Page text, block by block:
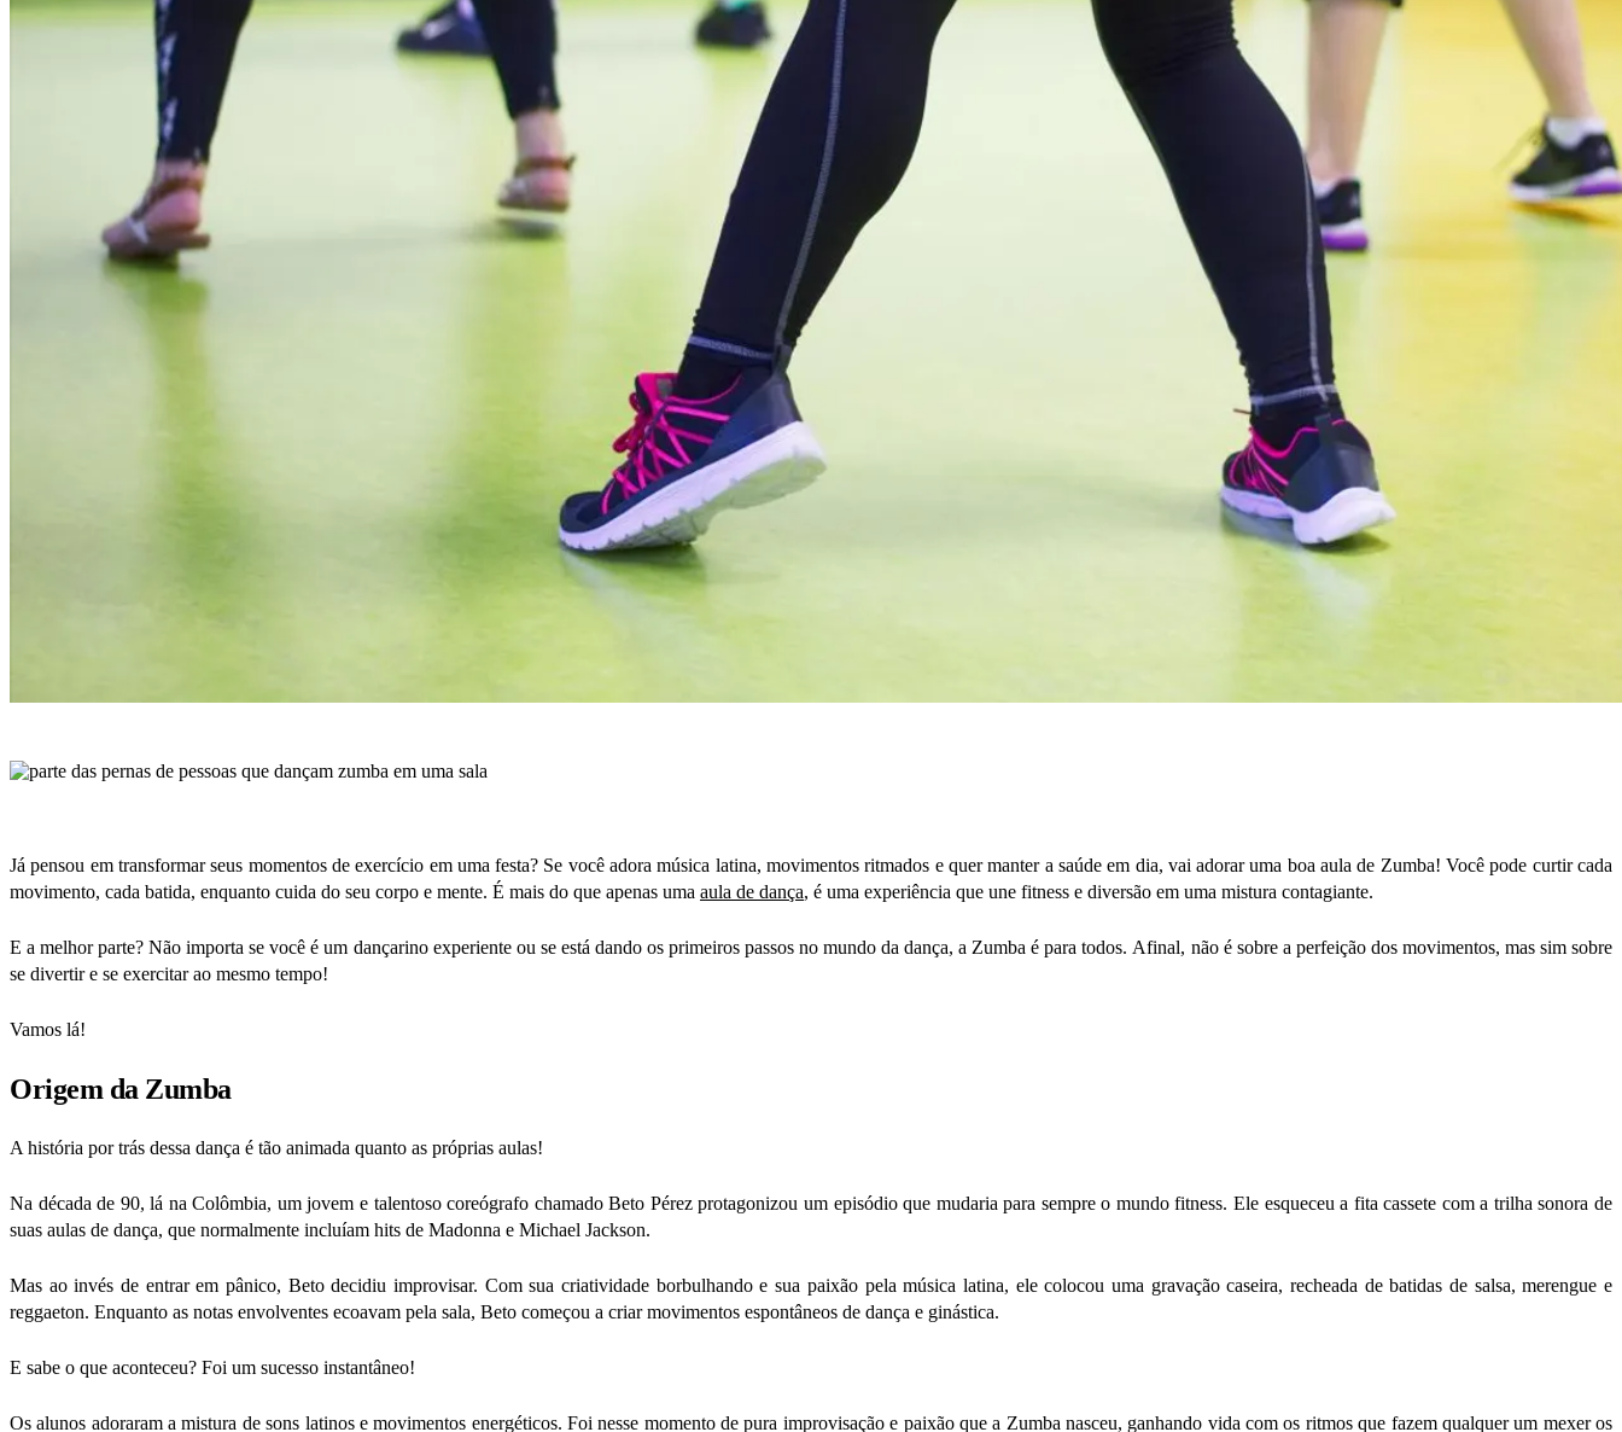
Já pensou em transformar seus momentos de exercício em uma festa? Se você adora música latina, movimentos ritmados e quer manter a saúde em dia, vai adorar uma boa aula de Zumba!Você pode curtir cada
movimento, cada batida, enquanto cuida do seu corpo e mente. É mais do que apenas uma aula de dança, é uma experiência que une fitness e diversão em uma mistura contagiante.
E a melhor parte? Não importa se você é um dançarino experiente ou se está dando os primeiros passos no mundo da dança, a Zumba é para todos. Afinal, não é sobre a perfeição dos movimentos, mas sim sobre
se divertir e se exercitar ao mesmo tempo!
Vamos lá!
Origem da Zumba
A história por trás dessa dança é tão animada quanto as próprias aulas!
Na década de 90, lá na Colômbia, um jovem e talentoso coreógrafo chamado Beto Pérez protagonizou um episódio que mudaria para sempre o mundo fitness. Ele esqueceu a fita cassete com a trilha sonora de
suas aulas de dança, que normalmente incluíam hits de Madonna e Michael Jackson.
Mas ao invés de entrar em pânico, Beto decidiu improvisar. Com sua criatividade borbulhando e sua paixão pela música latina, ele colocou uma gravação caseira, recheada de batidas de salsa, merengue e
reggaeton. Enquanto as notas envolventes ecoavam pela sala, Beto começou a criar movimentos espontâneos de dança e ginástica.
E sabe o que aconteceu? Foi um sucesso instantâneo!
Os alunos adoraram a mistura de sons latinos e movimentos energéticos. Foi nesse momento de pura improvisação e paixão que a Zumba nasceu, ganhando vida com os ritmos que fazem qualquer um mexer os